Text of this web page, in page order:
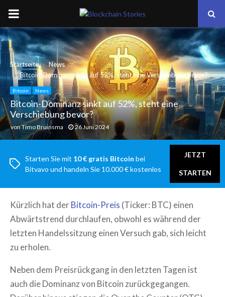
PRIMARY
MENU
Startseite
News
Bitcoin-Dominanz sinkt auf 52%, steht eine Verschiebung bevor?
Bitcoin News
Bitcoin-Dominanz sinkt auf 52%, steht eine
Verschiebung bevor?
vonTimo Bruinsma 26 Juni 2024
Starten Sie mit 10 € gratis Bitcoin bei
Bitvavo und handeln Sie 10.000 € kostenlos
JETZT
STARTEN
Kürzlich hat derBitcoin-Preis (Ticker: BTC) einen
Abwärtstrend durchlaufen, obwohl es während der
letzten Handelssitzung einen Versuch gab, sich leicht
zu erholen.
Neben dem Preisrückgang in den letzten Tagen ist
auch die Dominanz von Bitcoin zurückgegangen.